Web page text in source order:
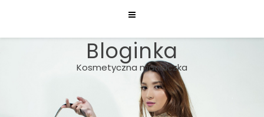
content
Bloginka
Kosmetyczna maniaczka